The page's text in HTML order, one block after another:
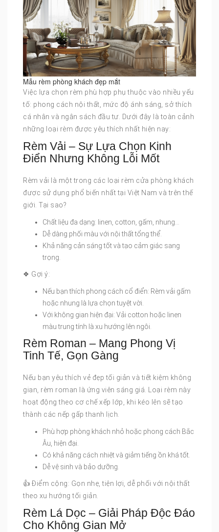
Mẫu rèm phòng khách đẹp mắt
Việc lựa chọn rèm phù hợp phụ thuộc vào nhiều yếu
tố: phong cách nội thất, mức độ ánh sáng, sở thích
cá nhân và ngân sách đầu tư. Dưới đây là toàn cảnh
những loại rèm được yêu thích nhất hiện nay:
Rèm Vải – Sự Lựa Chọn Kinh
Điển Nhưng Không Lỗi Mốt
Rèm vải là một trong các loại rèm cửa phòng khách
được sử dụng phổ biến nhất tại Việt Nam và trên thế
giới. Tại sao?
Chất liệu đa dạng: linen, cotton, gấm, nhung…
Dễ dàng phối màu với nội thất tổng thể.
Khả năng cản sáng tốt và tạo cảm giác sang
trọng.
❖ Gợi ý:
Nếu bạn thích phong cách cổ điển: Rèm vải gấm
hoặc nhung là lựa chọn tuyệt vời.
Với không gian hiện đại: Vải cotton hoặc linen
màu trung tính là xu hướng lên ngôi.
Rèm Roman – Mang Phong Vị
Tinh Tế, Gọn Gàng
Nếu bạn yêu thích vẻ đẹp tối giản và tiết kiệm không
gian, rèm roman là ứng viên sáng giá. Loại rèm này
hoạt động theo cơ chế xếp lớp, khi kéo lên sẽ tạo
thành các nếp gấp thanh lịch.
Phù hợp phòng khách nhỏ hoặc phong cách Bắc
Âu, hiện đại.
Có khả năng cách nhiệt và giảm tiếng ồn khá tốt.
Dễ vệ sinh và bảo dưỡng.
👍 Điểm cộng: Gọn nhẹ, tiện lợi, dễ phối với nội thất
theo xu hướng tối giản.
Rèm Lá Dọc – Giải Pháp Độc Đáo
Cho Không Gian Mở